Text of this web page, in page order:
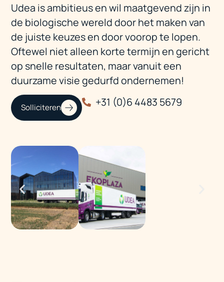
Udea is ambitieus en wil maatgevend zijn in
de biologische wereld door het maken van
de juiste keuzes en door voorop te lopen.
Oftewel niet alleen korte termijn en gericht
op snelle resultaten, maar vanuit een
duurzame visie gedurfd ondernemen!
Solliciteren +31 (0)6 4483 5679